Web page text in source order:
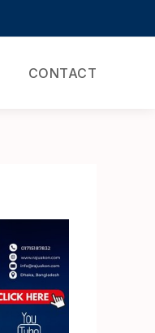
CONTACT